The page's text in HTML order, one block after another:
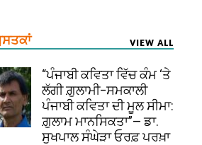
VIEW ALL
“ਪੰਜਾਬੀ ਕਵਿਤਾ ਵਿੱਚ ਕੰਮ ‘ਤੇ
ਲੱਗੀ ਗ਼ੁਲਾਮੀ–ਸਮਕਾਲੀ
ਪੰਜਾਬੀ ਕਵਿਤਾ ਦੀ ਮੂਲ ਸੀਮਾ:
ਗ਼ੁਲਾਮ ਮਾਨਸਿਕਤਾ”— ਡਾ.
ਸੁਖਪਾਲ ਸੰਘੇੜਾ ਓਰਫ਼ ਪਰਖ਼ਾ